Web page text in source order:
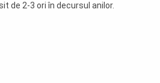
de 2-3 ori în decursul anilor.